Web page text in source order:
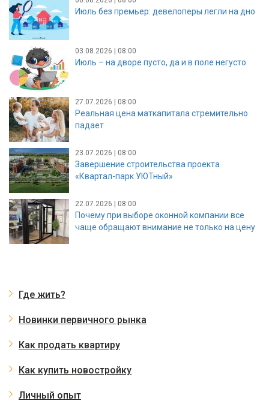
Июль без премьер: девелоперы легли на дно
03.08.2026 | 08:00
Июль – на дворе пусто, да и в поле негусто
27.07.2026 | 08:00
Реальная цена маткапитала стремительно
падает
23.07.2026 | 08:00
Завершение строительства проекта
«Квартал-парк УЮТный»
22.07.2026 | 08:00
Почему при выборе оконной компании все
чаще обращают внимание не только на цену
Где жить?
Новинки первичного рынка
Как продать квартиру
Как купить новостройку
Личный опыт